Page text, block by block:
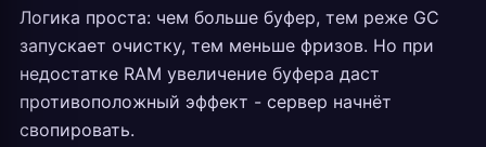
Логика проста: чем больше буфер, тем реже GC
запускает очистку, тем меньше фризов. Но при
недостатке RAM увеличение буфера даст
противоположный эффект - сервер начнёт
свопировать.